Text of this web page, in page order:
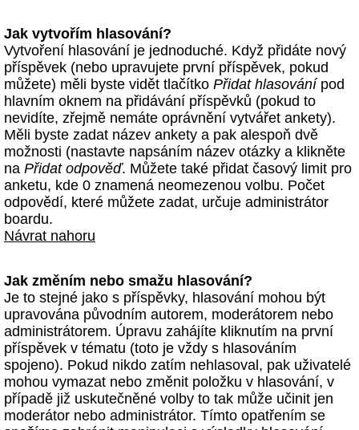
Jak vytvořím hlasování?
Vytvoření hlasování je jednoduché. Když přidáte nový
příspěvek (nebo upravujete první příspěvek, pokud
můžete) měli byste vidět tlačítko Přidat hlasovánípod
hlavním oknem na přidávání příspěvků (pokud to
nevidíte, zřejmě nemáte oprávnění vytvářet ankety).
Měli byste zadat název ankety a pak alespoň dvě
možnosti (nastavte napsáním název otázky a klikněte
na Přidat odpověď. Můžete také přidat časový limit pro
anketu, kde 0 znamená neomezenou volbu. Počet
odpovědí, které můžete zadat, určuje administrátor
boardu.
Návrat nahoru
Jak změním nebo smažu hlasování?
Je to stejné jako s příspěvky, hlasování mohou být
upravována původním autorem, moderátorem nebo
administrátorem. Úpravu zahájíte kliknutím na první
příspěvek v tématu (toto je vždy s hlasováním
spojeno). Pokud nikdo zatím nehlasoval, pak uživatelé
mohou vymazat nebo změnit položku v hlasování, v
případě již uskutečněné volby to tak může učinit jen
moderátor nebo administrátor. Tímto opatřením se